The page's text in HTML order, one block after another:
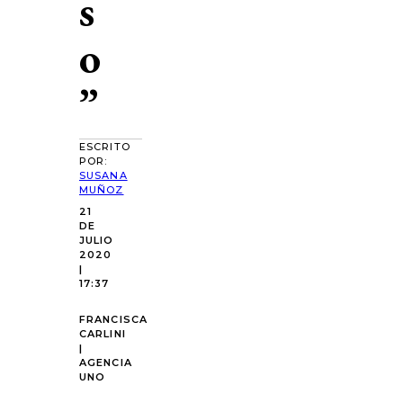
o
”
ESCRITO
POR:
SUSANA
MUÑOZ
21
DE
JULIO
2020
|
17:37
FRANCISCA
CARLINI
|
AGENCIA
UNO